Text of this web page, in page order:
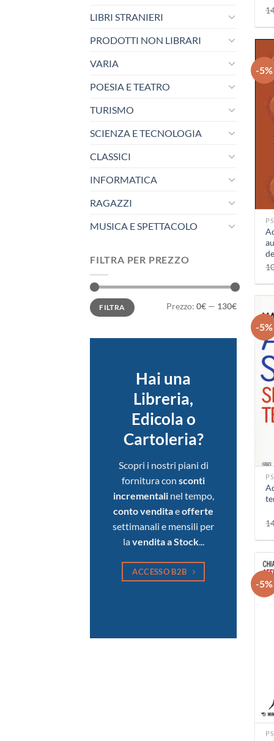
LIBRI STRANIERI
PRODOTTI NON LIBRARI
VARIA
POESIA E TEATRO
TURISMO
SCIENZA E TECNOLOGIA
CLASSICI
INFORMATICA
RAGAZZI
MUSICA E SPETTACOLO
FILTRA PER PREZZO
Prezzo
Min
Prezzo
MaxFILTRA Prezzo: 0€ — 130€
Hai una
Libreria,
Edicola o
Cartoleria?
Scopri i nostri piani di
fornitura con sconti
incrementalinel tempo,
conto venditaeofferte
settimanali e mensili per
lavendita a Stock...
ACCESSO B2B
-5%
-5%
-5%
+